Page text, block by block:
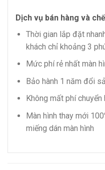
Dịch vụ bán hàng và
Thời gian lắp đặt
khách chỉ khoảng 3
Mức phí rẻ nhất màn
Bảo hành 1 năm đổi
Không mất phí
Màn hình thay mới
miếng dán màn hình